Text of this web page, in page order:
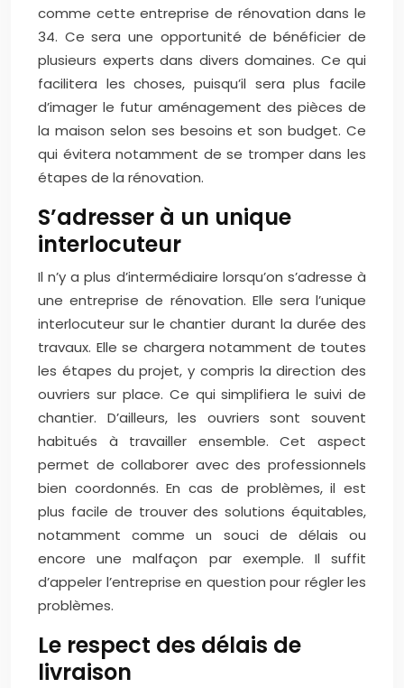
comme cette entreprise de rénovation dans le
34. Ce sera une opportunité de bénéficier de
plusieurs experts dans divers domaines. Ce qui
facilitera les choses, puisqu’il sera plus facile
d’imager le futur aménagement des pièces de
la maison selon ses besoins et son budget. Ce
qui évitera notamment de se tromper dans les
étapes de la rénovation.
S’adresser à un unique
interlocuteur
Il n’y a plus d’intermédiaire lorsqu’on s’adresse à
une entreprise de rénovation. Elle sera l’unique
interlocuteur sur le chantier durant la durée des
travaux. Elle se chargera notamment de toutes
les étapes du projet, y compris la direction des
ouvriers sur place. Ce qui simplifiera le suivi de
chantier. D’ailleurs, les ouvriers sont souvent
habitués à travailler ensemble. Cet aspect
permet de collaborer avec des professionnels
bien coordonnés. En cas de problèmes, il est
plus facile de trouver des solutions équitables,
notamment comme un souci de délais ou
encore une malfaçon par exemple. Il suffit
d’appeler l’entreprise en question pour régler les
problèmes.
Le respect des délais de
livraison